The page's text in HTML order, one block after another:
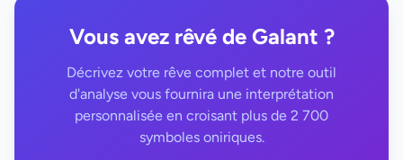
Vous avez rêvé de Galant ?
Décrivez votre rêve complet et notre outil
d'analyse vous fournira une interprétation
personnalisée en croisant plus de 2 700
symboles oniriques.